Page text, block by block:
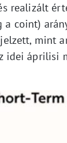
realizált
a coint)
mint
idei áprilisi